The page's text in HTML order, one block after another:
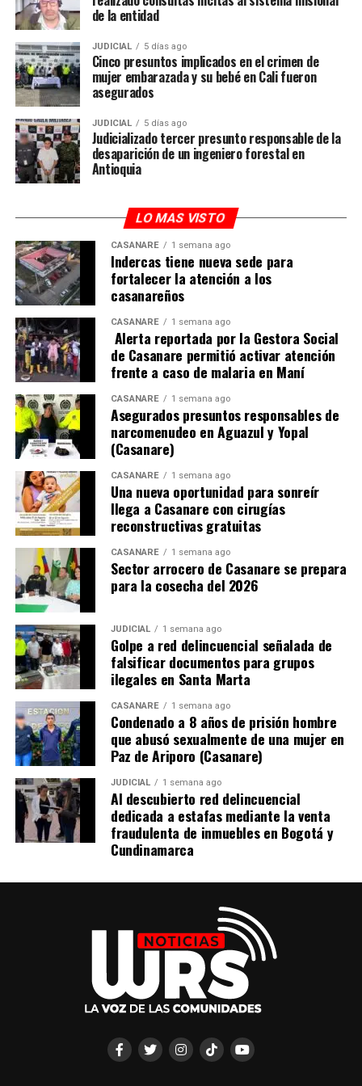
de la entidad
JUDICIAL 5 días ago
Cinco presuntos implicados en el crimen de
mujer embarazada y su bebé en Cali fueron
asegurados
JUDICIAL 5 días ago
Judicializado tercer presunto responsable de la
desaparición de un ingeniero forestal en
Antioquia
LO MAS VISTO
CASANARE 1 semana ago
Indercas tiene nueva sede para
fortalecer la atención a los
casanareños
CASANARE 1 semana ago
Alerta reportada por la Gestora Social
de Casanare permitió activar atención
frente a caso de malaria en Maní
CASANARE 1 semana ago
Asegurados presuntos responsables de
narcomenudeo en Aguazul y Yopal
(Casanare)
CASANARE 1 semana ago
Una nueva oportunidad para sonreír
llega a Casanare con cirugías
reconstructivas gratuitas
CASANARE 1 semana ago
Sector arrocero de Casanare se prepara
para la cosecha del 2026
JUDICIAL 1 semana ago
Golpe a red delincuencial señalada de
falsificar documentos para grupos
ilegales en Santa Marta
CASANARE 1 semana ago
Condenado a 8 años de prisión hombre
que abusó sexualmente de una mujer en
Paz de Ariporo (Casanare)
JUDICIAL 1 semana ago
Al descubierto red delincuencial
dedicada a estafas mediante la venta
fraudulenta de inmuebles en Bogotá y
Cundinamarca